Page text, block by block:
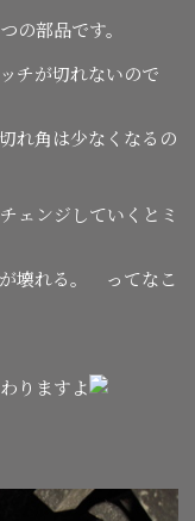
の部品です。
チが切れないので
れ角は少なくなるの
ェンジしていくとミ
壊れる。 ってなこ
りますよ